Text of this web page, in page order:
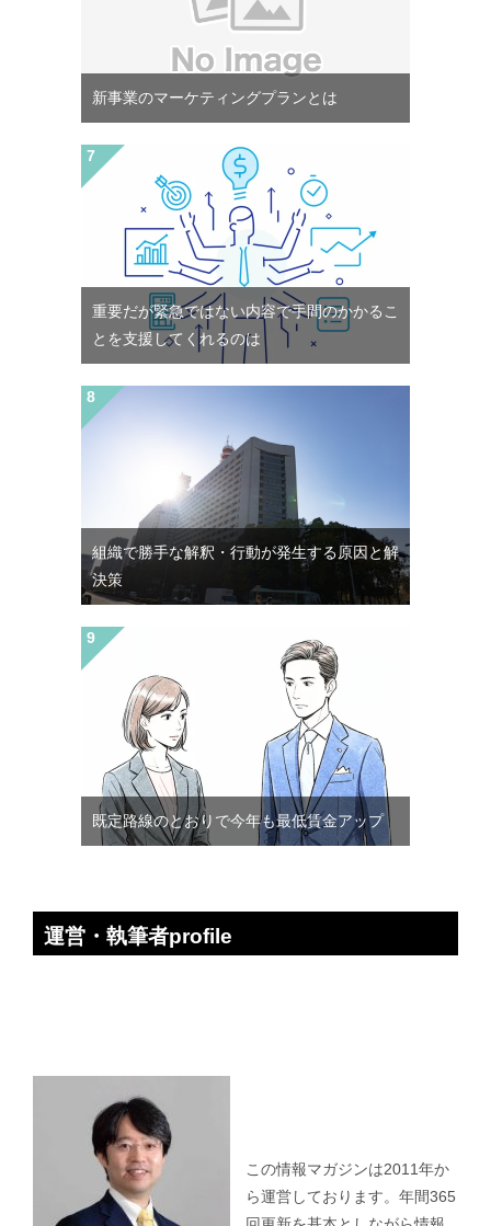
新事業のマーケティングプランとは
重要だが緊急ではない内容で手間のかかるこ
とを支援してくれるのは
組織で勝手な解釈・行動が発生する原因と解
決策
既定路線のとおりで今年も最低賃金アップ
運営・執筆者profile
この情報マガジンは2011年か
ら運営しております。年間365